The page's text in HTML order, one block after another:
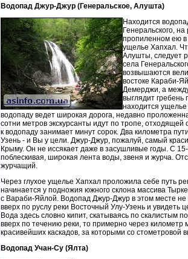
Водопад Джур-Джур (Генеральское, Алушта)
Находится
Генеральского,
пропиленном ею в
ущелье Хапхал.
Алушты, следует
села
возвышаются
востоке Караби-
Демерджи, а
выглядит гребень
находится
водопаду ведет широкая дорога, недавно
сотни метров экскурсанты идут по тропе, отходящей
к водопаду занимает минут сорок. Два километра
Узень - и Вы у цели. Джур-Джур, пожалуй, самый
Крыму. Он не иссякает даже в засушливые годы. С
поблескивая, широкая лента воды, звеня и журча.
журчащий.
Через глухое ущелье Хапхал проложила себе путь
начинается у подножия южного склона массива
с Вараби-Яйлой. Водопад Джур-Джур в этом месте
вверх по руслу реки Восточный Улу-Узень и увидеть
Вода здесь словно кипит, скатываясь по скалистым
вверх по течению реки, то примерно через километр
красивейших каскадов, за которыми со стометровой
Водопад Учан-Су (Ялта)